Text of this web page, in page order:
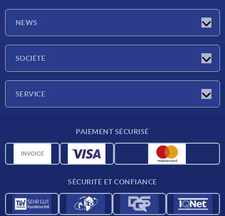
NEWS
SOCIÉTÉ
SERVICE
Données CAO
PAIEMENT SÉCURISÉ
SÉCURITÉ ET CONFIANCE